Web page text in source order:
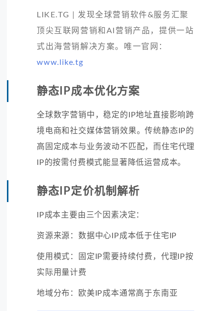
LIKE.TG | 发现全球营销软件&服务汇聚
顶尖互联网营销和AI营销产品，提供一站
式出海营销解决方案。唯一官网：
www.like.tg
静态IP成本优化方案
全球数字营销中，稳定的IP地址直接影响跨
境电商和社交媒体营销效果。传统静态IP的
高固定成本与业务波动不匹配，而住宅代理
IP的按需付费模式能显著降低运营成本。
静态IP定价机制解析
IP成本主要由三个因素决定：
资源来源：数据中心IP成本低于住宅IP
使用模式：固定IP需要持续付费，代理IP按
实际用量计费
地域分布：欧美IP成本通常高于东南亚